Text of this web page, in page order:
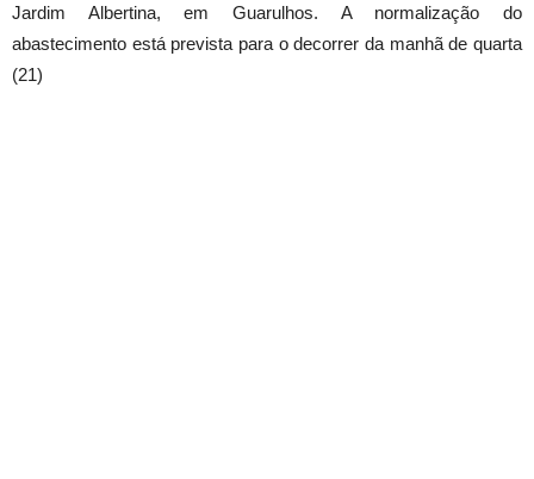
Jardim Albertina, em Guarulhos. A normalização do
abastecimento está prevista para o decorrer da manhã de quarta
(21)